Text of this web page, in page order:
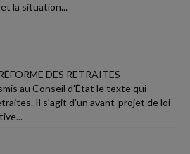
la situation...
DES RETRAITES
au Conseil d'État le texte qui
Il s'agit d'un avant-projet de loi